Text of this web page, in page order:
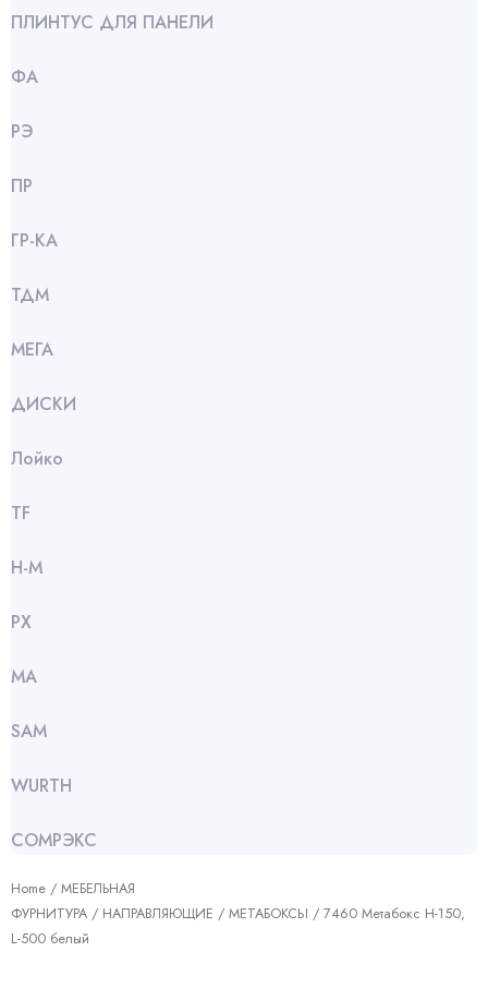
ПЛИНТУС ДЛЯ ПАНЕЛИ
ФА
РЭ
ПР
ГР-КА
ТДМ
МЕГА
ДИСКИ
Лойко
TF
Н-М
РХ
МА
SАМ
WURTH
СОМРЭКС
Home / МЕБЕЛЬНАЯ
ФУРНИТУРА / НАПРАВЛЯЮЩИЕ / МЕТАБОКСЫ / 7460 Метабокс Н-150,
L-500 белый